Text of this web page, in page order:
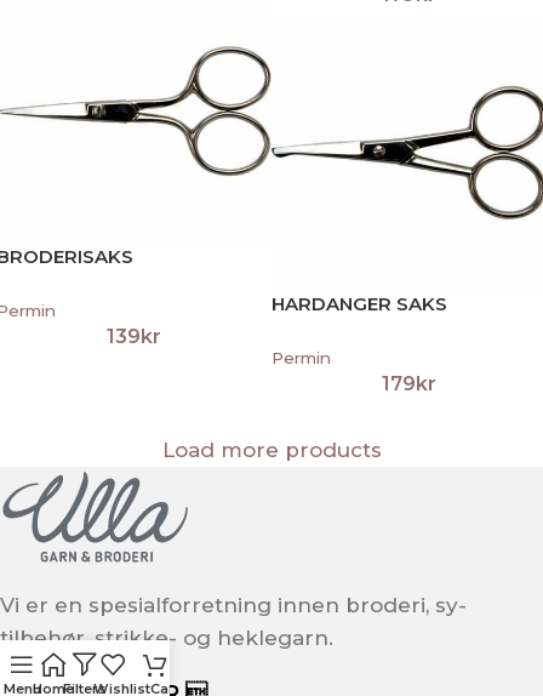
139 kr
HARDANGER SAKS
Permin
179kr
Load more products
Vi er en spesialforretning innen broderi, sy-
tilbehør, strikke- og heklegarn.
MenuHomeFiltersWishlistCart